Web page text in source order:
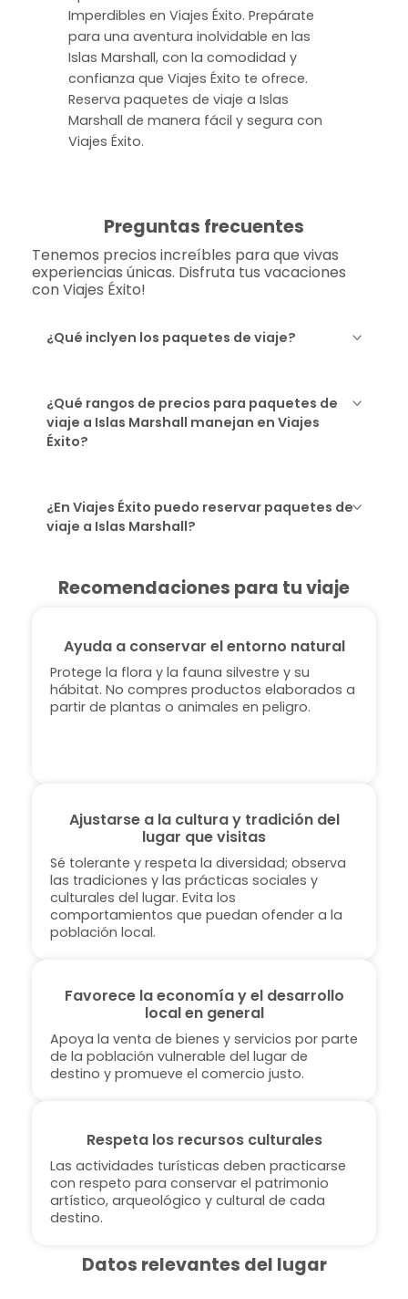
Imperdibles en Viajes Éxito. Prepárate
para una aventura inolvidable en las
Islas Marshall, con la comodidad y
confianza que Viajes Éxito te ofrece.
Reserva paquetes de viaje a Islas
Marshall de manera fácil y segura con
Viajes Éxito.
Preguntas frecuentes
Tenemos precios increíbles para que vivas
experiencias únicas. Disfruta tus vacaciones
con Viajes Éxito!
¿Qué inclyen los paquetes de viaje?
¿Qué rangos de precios para paquetes de
viaje a Islas Marshall manejan en Viajes
Éxito?
¿En Viajes Éxito puedo reservar paquetes de
viaje a Islas Marshall?
Recomendaciones para tu viaje
Ayuda a conservar el entorno natural
Protege la flora y la fauna silvestre y su
hábitat. No compres productos elaborados a
partir de plantas o animales en peligro.
Ajustarse a la cultura y tradición del
lugar que visitas
Sé tolerante y respeta la diversidad; observa
las tradiciones y las prácticas sociales y
culturales del lugar. Evita los
comportamientos que puedan ofender a la
población local.
Favorece la economía y el desarrollo
local en general
Apoya la venta de bienes y servicios por parte
de la población vulnerable del lugar de
destino y promueve el comercio justo.
Respeta los recursos culturales
Las actividades turísticas deben practicarse
con respeto para conservar el patrimonio
artístico, arqueológico y cultural de cada
destino.
Datos relevantes del lugar